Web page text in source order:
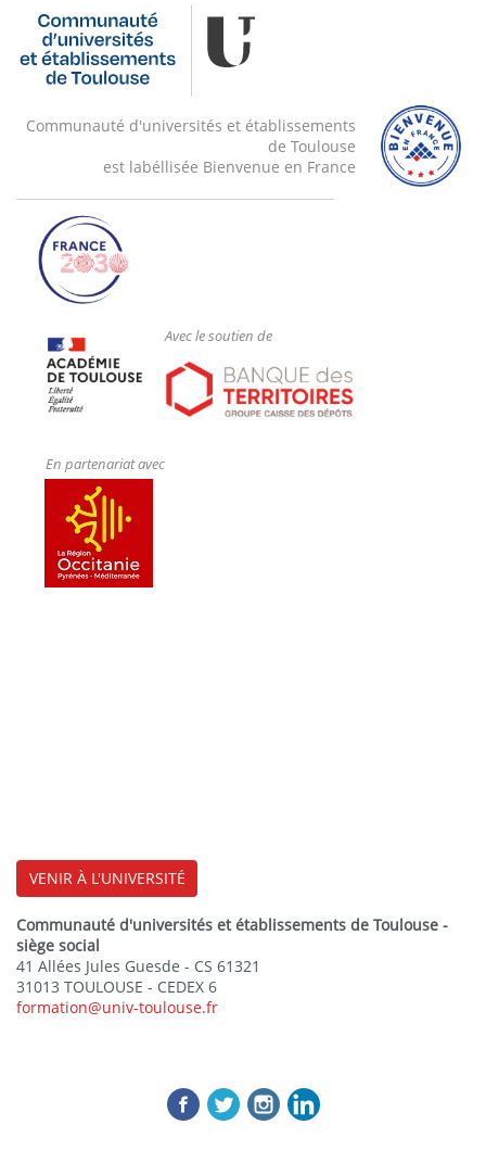
Communauté d'universités et établissements
de Toulouse
est labéllisée Bienvenue en France
Avec le soutien de
En partenariat avec
VENIR À L'UNIVERSITÉ
Communauté d'universités et établissements de Toulouse -
siège social
41 Allées Jules Guesde - CS 61321
31013 TOULOUSE - CEDEX 6
formation@univ-toulouse.fr